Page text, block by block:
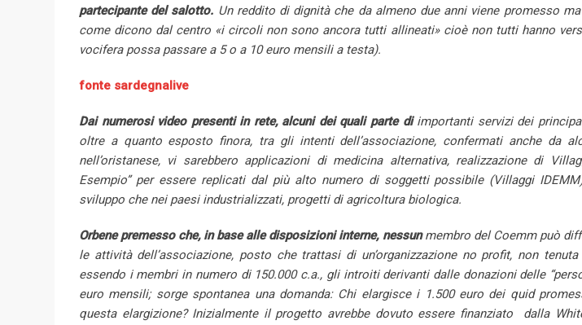
partecipante del salotto. Un reddito di dignità che da almeno due anni viene promesso
come dicono dal centro «icircoli non sono ancora tutti allineati» cioè non tutti hanno
vocifera possa passare a 5 o a 10 euro mensili a testa).
fonte sardegnalive
Dai numerosi video presenti in rete, alcuni dei quali parte di importanti servizi dei
oltre a quanto esposto finora, tra gli intenti dell’associazione, confermati anche da
nell’oristanese, vi sarebbero applicazioni di medicina alternativa, realizzazione di
Esempio” per essere replicati dal più alto numero di soggetti possibile (Villaggi
sviluppo che nei paesi industrializzati, progetti di agricoltura biologica.
Orbene premesso che, in base alle disposizioni interne, nessunmembro del Coemm può
le attività dell’associazione, posto che trattasi di un’organizzazione no profit, non
essendo i membri in numero di 150.000 c.a., gli introiti derivanti dalle donazioni delle
euro mensili; sorge spontanea una domanda: Chi elargisce i 1.500 euro dei quid
questa elargizione? Inizialmente il progetto avrebbe dovuto essere finanziato dalla